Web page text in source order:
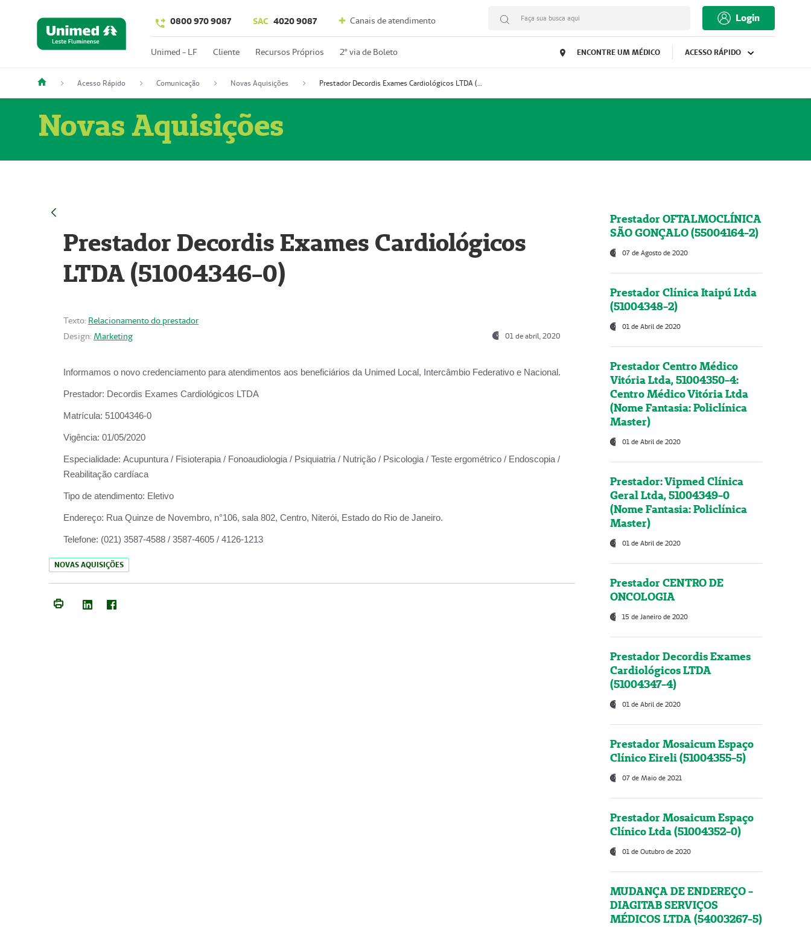
0800 970 9087 SAC 4020 9087 Canais de atendimento Faça sua busca aqui Login
Unimed - LF Cliente Recursos Próprios 2º via de Boleto ENCONTRE UM MÉDICO ACESSO RÁPIDO
Acesso Rápido Comunicação Novas Aquisições Prestador Decordis Exames Cardiológicos LTDA (51004346-0)
Novas Aquisições
Prestador Decordis Exames Cardiológicos
LTDA (51004346-0)
Texto: Relacionamento do prestador
Design: Marketing 01 de abril, 2020
Informamos o novo credenciamento para atendimentos aos beneficiários da Unimed Local, Intercâmbio Federativo e Nacional.
Prestador: Decordis Exames Cardiológicos LTDA
Matrícula: 51004346-0
Vigência: 01/05/2020
Especialidade: Acupuntura / Fisioterapia / Fonoaudiologia / Psiquiatria / Nutrição / Psicologia / Teste ergométrico / Endoscopia /
Reabilitação cardíaca
Tipo de atendimento: Eletivo
Endereço: Rua Quinze de Novembro, n°106, sala 802, Centro, Niterói, Estado do Rio de Janeiro.
Telefone: (021) 3587-4588 / 3587-4605 / 4126-1213
NOVAS AQUISIÇÕES
Prestador OFTALMOCLÍNICA
SÃO GONÇALO (55004164-2)
07 de Agosto de 2020
Prestador Clínica Itaipú Ltda
(51004348-2)
01 de Abril de 2020
Prestador Centro Médico
Vitória Ltda, 51004350-4:
Centro Médico Vitória Ltda
(Nome Fantasia: Policlínica
Master)
01 de Abril de 2020
Prestador: Vipmed Clínica
Geral Ltda, 51004349-0
(Nome Fantasia: Policlínica
Master)
01 de Abril de 2020
Prestador CENTRO DE
ONCOLOGIA
15 de Janeiro de 2020
Prestador Decordis Exames
Cardiológicos LTDA
(51004347-4)
01 de Abril de 2020
Prestador Mosaicum Espaço
Clínico Eireli (51004355-5)
07 de Maio de 2021
Prestador Mosaicum Espaço
Clínico Ltda (51004352-0)
01 de Outubro de 2020
MUDANÇA DE ENDEREÇO -
DIAGITAB SERVIÇOS
MÉDICOS LTDA (54003267-5)